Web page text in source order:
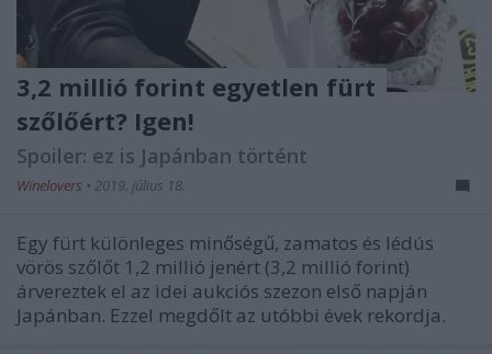
3,2 millió forint egyetlen fürt
szőlőért? Igen!
Spoiler: ez is Japánban történt
Winelovers • 2019. július 18.
Egy fürt különleges minőségű, zamatos és lédús
vörös szőlőt 1,2 millió jenért (3,2 millió forint)
árvereztek el az idei aukciós szezon első napján
Japánban. Ezzel megdőlt az utóbbi évek rekordja.